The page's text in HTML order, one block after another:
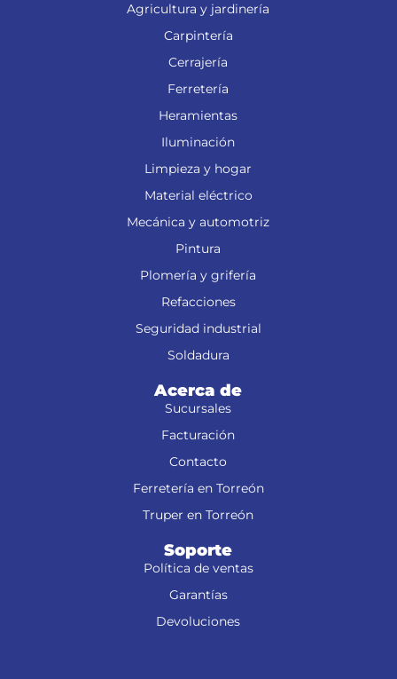
Agricultura y jardinería
Carpintería
Cerrajería
Ferretería
Heramientas
Iluminación
Limpieza y hogar
Material eléctrico
Mecánica y automotriz
Pintura
Plomería y grifería
Refacciones
Seguridad industrial
Soldadura
Acerca de
Sucursales
Facturación
Contacto
Ferretería en Torreón
Truper en Torreón
Soporte
Política de ventas
Garantías
Devoluciones